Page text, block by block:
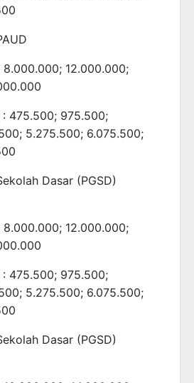
8.000.000; 12.000.000;
: 475.500; 975.500;
5.275.500; 6.075.500;
Dasar (PGSD)
8.000.000; 12.000.000;
: 475.500; 975.500;
5.275.500; 6.075.500;
Dasar (PGSD)